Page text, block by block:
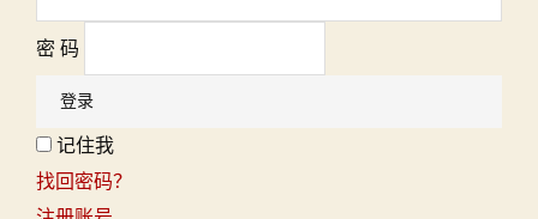
密 码
记住我
找回密码？